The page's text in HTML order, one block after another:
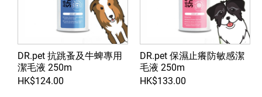
DR.pet 抗跳蚤及牛蜱專用
潔毛液 250m
HK$124.00
DR.pet 保濕止癢防敏感潔
毛液 250m
HK$133.00